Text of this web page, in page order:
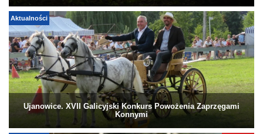
Aktualności
Ujanowice. XVII Galicyjski Konkurs Powożenia Zaprzęgami
Konnymi